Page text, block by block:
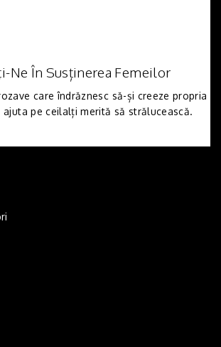
Ne În Susținerea Femeilor
care îndrăznesc să-și creeze propria
ajuta pe ceilalți merită să strălucească.